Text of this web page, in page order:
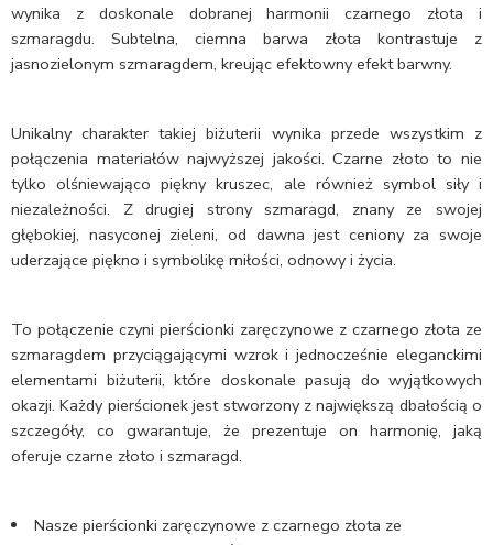
wynika z doskonale dobranej harmonii czarnego złota i
szmaragdu. Subtelna, ciemna barwa złota kontrastuje z
jasnozielonym szmaragdem, kreując efektowny efekt barwny.
Unikalny charakter takiej biżuterii wynika przede wszystkim z
połączenia materiałów najwyższej jakości. Czarne złoto to nie
tylko olśniewająco piękny kruszec, ale również symbol siły i
niezależności. Z drugiej strony szmaragd, znany ze swojej
głębokiej, nasyconej zieleni, od dawna jest ceniony za swoje
uderzające piękno i symbolikę miłości, odnowy i życia.
To połączenie czyni pierścionki zaręczynowe z czarnego złota ze
szmaragdem przyciągającymi wzrok i jednocześnie eleganckimi
elementami biżuterii, które doskonale pasują do wyjątkowych
okazji. Każdy pierścionek jest stworzony z największą dbałością o
szczegóły, co gwarantuje, że prezentuje on harmonię, jaką
oferuje czarne złoto i szmaragd.
Nasze pierścionki zaręczynowe z czarnego złota ze